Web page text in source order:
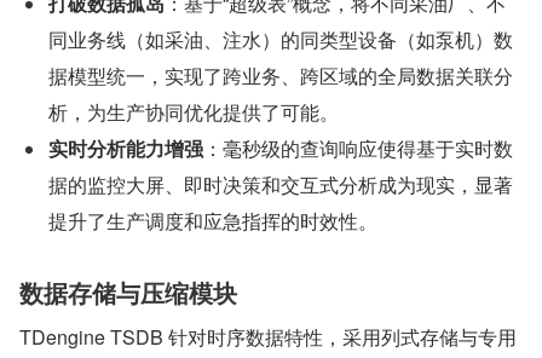
同业务线（如采油、注水）的同类型设备（如泵机）数
据模型统一，实现了跨业务、跨区域的全局数据关联分
析，为生产协同优化提供了可能。
实时分析能力增强 ：毫秒级的查询响应使得基于实时数
据的监控大屏、即时决策和交互式分析成为现实，显著
提升了生产调度和应急指挥的时效性。
数据存储与压缩模块
TDengine TSDB 针对时序数据特性，采用列式存储与专用